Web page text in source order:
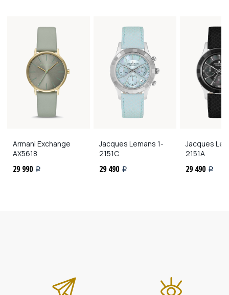
Armani Exchange
AX5618
29 990 i
Jacques Lemans 1-
2151C
29 490 i
Jacques
2151A
29 490 i